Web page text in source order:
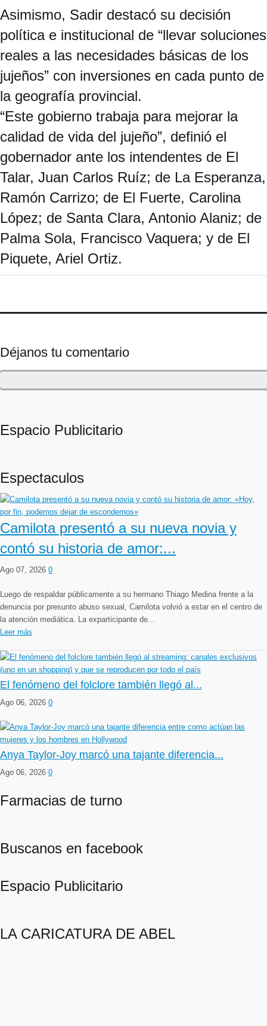
Asimismo, Sadir destacó su decisión
política e institucional de “llevar soluciones
reales a las necesidades básicas de los
jujeños” con inversiones en cada punto de
la geografía provincial.
“Este gobierno trabaja para mejorar la
calidad de vida del jujeño”, definió el
gobernador ante los intendentes de El
Talar, Juan Carlos Ruíz; de La Esperanza,
Ramón Carrizo; de El Fuerte, Carolina
López; de Santa Clara, Antonio Alaniz; de
Palma Sola, Francisco Vaquera; y de El
Piquete, Ariel Ortiz.
Déjanos tu comentario
Espacio Publicitario
Espectaculos
Camilota presentó a su nueva novia y
contó su historia de amor:...
Ago 07, 2026 0
Luego de respaldar públicamente a su hermano Thiago Medina frente a la
denuncia por presunto abuso sexual, Camilota volvió a estar en el centro de
la atención mediática. La exparticipante de...
Leer más
El fenómeno del folclore también llegó al...
Ago 06, 2026 0
Anya Taylor-Joy marcó una tajante diferencia...
Ago 06, 2026 0
Farmacias de turno
Buscanos en facebook
Espacio Publicitario
LA CARICATURA DE ABEL